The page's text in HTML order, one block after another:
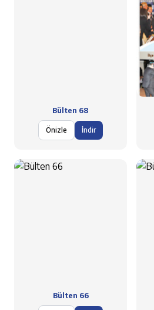
Bülten 68
Önizle İndir
Bülten 66